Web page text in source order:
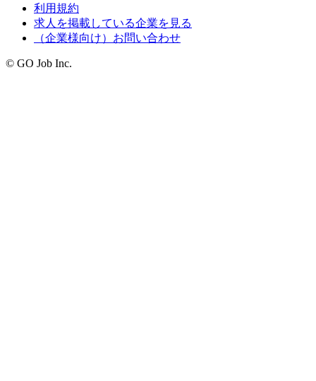
利用規約
求人を掲載している企業を見る
（企業様向け）お問い合わせ
© GO Job Inc.